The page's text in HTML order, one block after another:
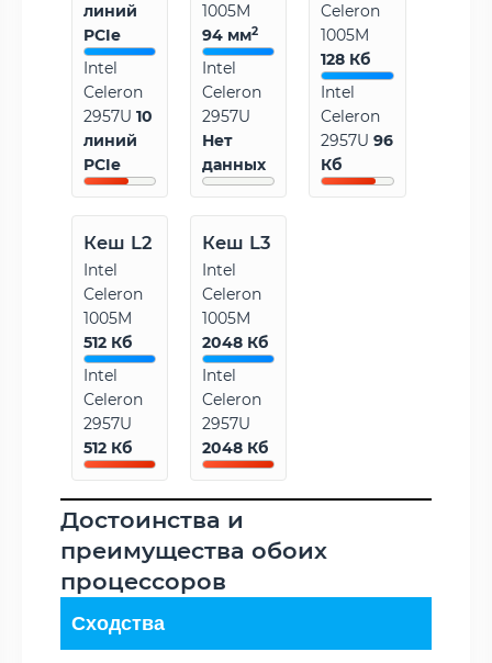
линий
PCIe
Intel
Celeron
2957U 10
линий
PCIe
1005M
94 мм2
Intel
Celeron
2957U
Нет
данных
Celeron
1005M
128 Кб
Intel
Celeron
2957U96
Кб
Кеш L2
Intel
Celeron
1005M
512 Кб
Intel
Celeron
2957U
512 Кб
Кеш L3
Intel
Celeron
1005M
2048 Кб
Intel
Celeron
2957U
2048 Кб
Достоинства и
преимущества обоих
процессоров
Сходства